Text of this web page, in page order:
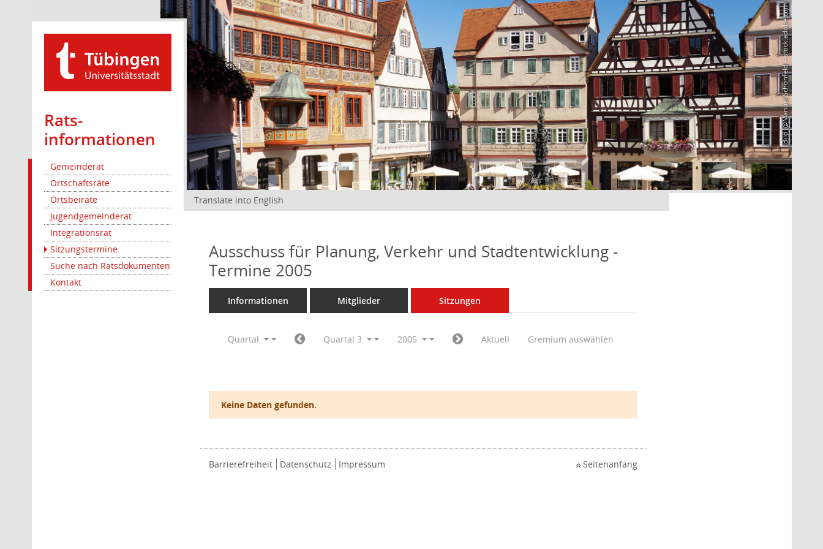
Rats­
informationen
Gemeinderat
Ortschaftsräte
Ortsbeiräte
Jugendgemeinderat
Integrationsrat
Sitzungstermine
Suche nach Ratsdokumenten
Kontakt
Bild: @Manuel Schönfeld – stock.adobe.com
Translate into English
Ausschuss für Planung, Verkehr und Stadtentwicklung -
Termine 2005
Informationen Mitglieder Sitzungen
Quartal Quartal 3 2005 Aktuell Gremium auswählen
Keine Daten gefunden.
Barrierefreiheit Datenschutz Impressum Seitenanfang